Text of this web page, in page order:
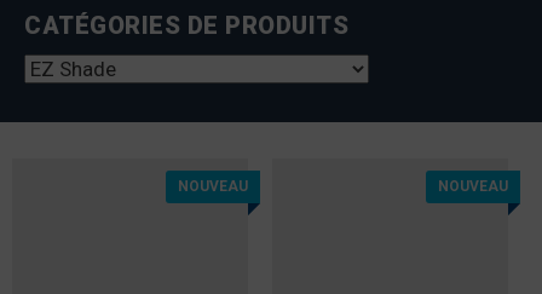
CATÉGORIES DE PRODUITS
NOUVEAU NOUVEAU